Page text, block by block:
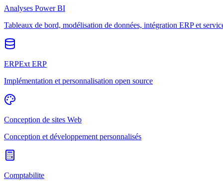
Analyses Power BI
Tableaux de bord, modélisation de données, intégration ERP et
ERPExt ERP
Implémentation et personnalisation open source
Conception de sites Web
Conception et développement personnalisés
Comptabilite